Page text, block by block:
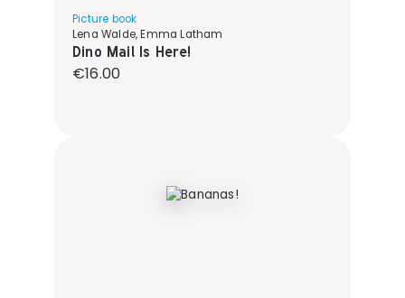
Picture book
Lena Walde, Emma Latham
Dino Mail Is Here!
Regular price:
€16.00